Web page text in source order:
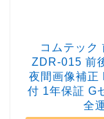
コムテック
ZDR-015 前
夜間画像補
付 1年保証 G
全